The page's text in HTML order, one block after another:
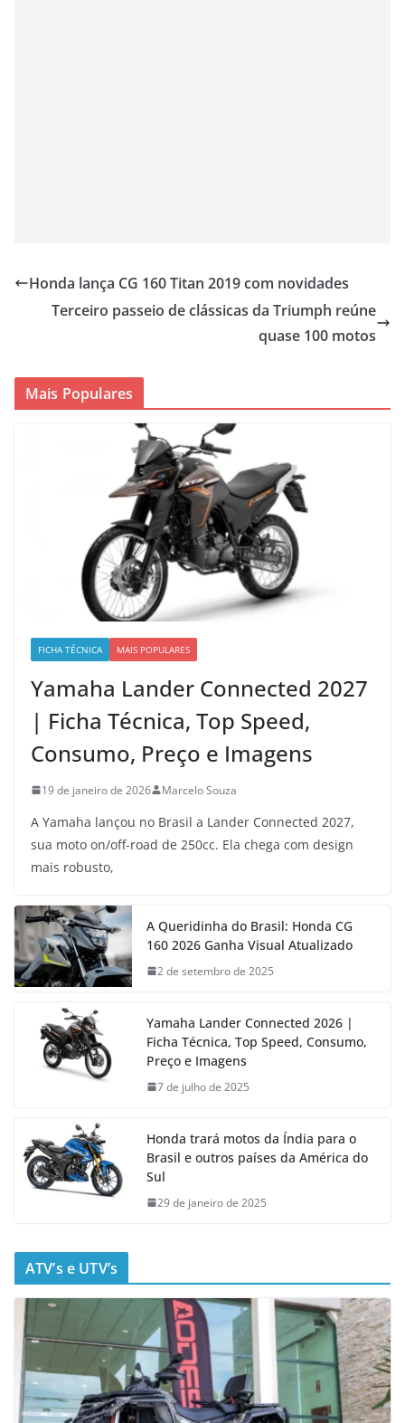
Honda lança CG 160 Titan 2019 com novidades
Terceiro passeio de clássicas da Triumph reúne
quase 100 motos
Mais Populares
FICHA TÉCNICA MAIS POPULARES
Yamaha Lander Connected 2027
| Ficha Técnica, Top Speed,
Consumo, Preço e Imagens
19 de janeiro de 2026 Marcelo Souza
A Yamaha lançou no Brasil a Lander Connected 2027,
sua moto on/off-road de 250cc. Ela chega com design
mais robusto,
A Queridinha do Brasil: Honda CG
160 2026 Ganha Visual Atualizado
2 de setembro de 2025
Yamaha Lander Connected 2026 |
Ficha Técnica, Top Speed, Consumo,
Preço e Imagens
7 de julho de 2025
Honda trará motos da Índia para o
Brasil e outros países da América do
Sul
29 de janeiro de 2025
ATV’s e UTV’s